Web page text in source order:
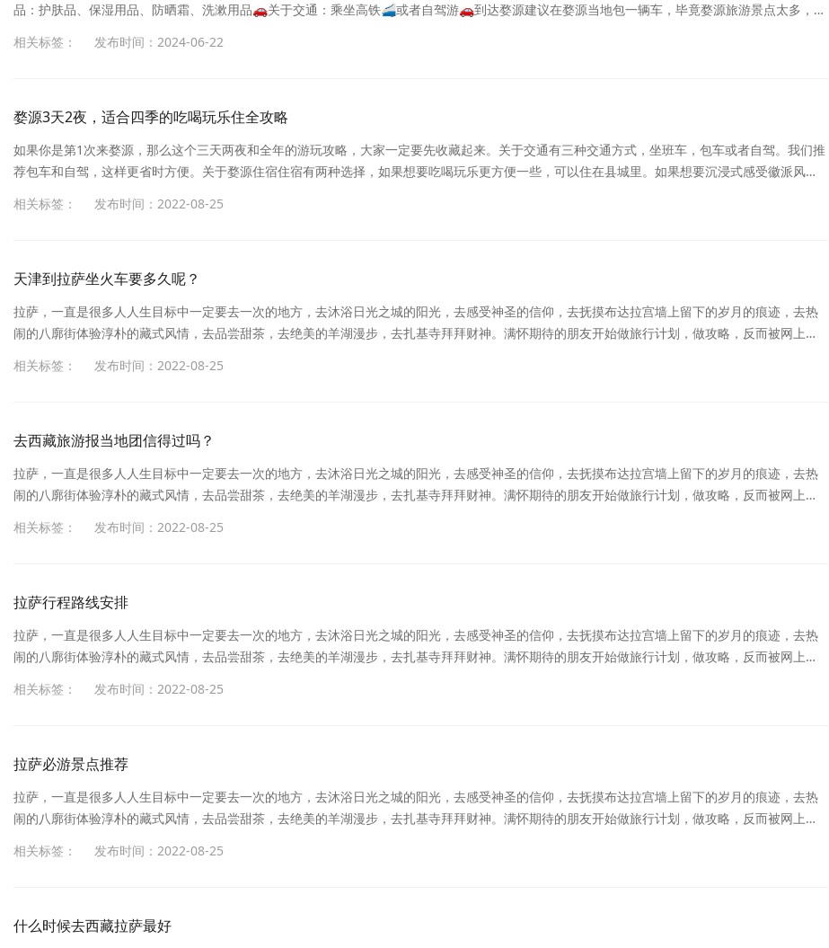
品：护肤品、保湿用品、防晒霜、洗漱用品🚗关于交通：乘坐高铁🚄或者自驾游🚗到达婺源建议在婺源当地包一辆车，毕竟婺源旅游景点太多，古
边：农家乐民宿为主，出门即风景价格稍贵📍婺源旅游路线规划：Day1：篁岭景区— 江湾景区一汪口景区一月亮湾一李坑Day2：理坑一察关-虹关
相关标签： 发布时间：2024-06-22
婺源3天2夜，适合四季的吃喝玩乐住全攻略
如果你是第1次来婺源，那么这个三天两夜和全年的游玩攻略，大家一定要先收藏起来。关于交通有三种交通方式，坐班车，包车或者自驾。我们推
荐包车和自驾，这样更省时方便。关于婺源住宿住宿有两种选择，如果想要吃喝玩乐更方便一些，可以住在县城里。如果想要沉浸式感受徽派风情
布在婺源东线和北线上，第一天游玩东线，上午可以去婺源篁岭景区，这个挂在悬崖上的古村落，不仅春天可以赏油菜花，秋天还可以看晒秋，一
相关标签： 发布时间：2022-08-25
天津到拉萨坐火车要多久呢？
拉萨，一直是很多人人生目标中一定要去一次的地方，去沐浴日光之城的阳光，去感受神圣的信仰，去抚摸布达拉宫墙上留下的岁月的痕迹，去热
闹的八廓街体验淳朴的藏式风情，去品尝甜茶，去绝美的羊湖漫步，去扎基寺拜拜财神。满怀期待的朋友开始做旅行计划，做攻略，反而被网上繁
受神圣的信仰，去抚摸布达拉宫墙上留下的岁月的痕迹，去热闹的八廓街体验淳朴的藏式风情，去品尝甜茶，去绝美的羊湖漫步，去扎基寺拜拜财
相关标签： 发布时间：2022-08-25
去西藏旅游报当地团信得过吗？
拉萨，一直是很多人人生目标中一定要去一次的地方，去沐浴日光之城的阳光，去感受神圣的信仰，去抚摸布达拉宫墙上留下的岁月的痕迹，去热
闹的八廓街体验淳朴的藏式风情，去品尝甜茶，去绝美的羊湖漫步，去扎基寺拜拜财神。满怀期待的朋友开始做旅行计划，做攻略，反而被网上繁
受神圣的信仰，去抚摸布达拉宫墙上留下的岁月的痕迹，去热闹的八廓街体验淳朴的藏式风情，去品尝甜茶，去绝美的羊湖漫步，去扎基寺拜拜财
相关标签： 发布时间：2022-08-25
拉萨行程路线安排
拉萨，一直是很多人人生目标中一定要去一次的地方，去沐浴日光之城的阳光，去感受神圣的信仰，去抚摸布达拉宫墙上留下的岁月的痕迹，去热
闹的八廓街体验淳朴的藏式风情，去品尝甜茶，去绝美的羊湖漫步，去扎基寺拜拜财神。满怀期待的朋友开始做旅行计划，做攻略，反而被网上繁
受神圣的信仰，去抚摸布达拉宫墙上留下的岁月的痕迹，去热闹的八廓街体验淳朴的藏式风情，去品尝甜茶，去绝美的羊湖漫步，去扎基寺拜拜财
相关标签： 发布时间：2022-08-25
拉萨必游景点推荐
拉萨，一直是很多人人生目标中一定要去一次的地方，去沐浴日光之城的阳光，去感受神圣的信仰，去抚摸布达拉宫墙上留下的岁月的痕迹，去热
闹的八廓街体验淳朴的藏式风情，去品尝甜茶，去绝美的羊湖漫步，去扎基寺拜拜财神。满怀期待的朋友开始做旅行计划，做攻略，反而被网上繁
受神圣的信仰，去抚摸布达拉宫墙上留下的岁月的痕迹，去热闹的八廓街体验淳朴的藏式风情，去品尝甜茶，去绝美的羊湖漫步，去扎基寺拜拜财
相关标签： 发布时间：2022-08-25
什么时候去西藏拉萨最好